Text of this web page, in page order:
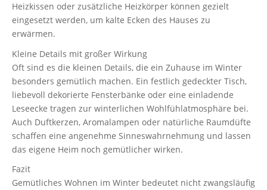
Heizkissen oder zusätzliche Heizkörper können gezielt
eingesetzt werden, um kalte Ecken des Hauses zu
erwärmen.
Kleine Details mit großer Wirkung
Oft sind es die kleinen Details, die ein Zuhause im Winter
besonders gemütlich machen. Ein festlich gedeckter Tisch,
liebevoll dekorierte Fensterbänke oder eine einladende
Leseecke tragen zur winterlichen Wohlfühlatmosphäre bei.
Auch Duftkerzen, Aromalampen oder natürliche Raumdüfte
schaffen eine angenehme Sinneswahrnehmung und lassen
das eigene Heim noch gemütlicher wirken.
Fazit
Gemütliches Wohnen im Winter bedeutet nicht zwangsläufig